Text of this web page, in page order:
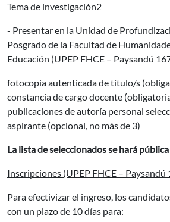
Tema de investigación2
- Presentar en la Unidad de
Posgrado de la Facultad de
Educación (UPEP FHCE – Paysandú
fotocopia autenticada de título/s
constancia de cargo docente
publicaciones de autoría personal
aspirante (opcional, no más de 3)
La lista de seleccionados se hará
Inscripciones (UPEP FHCE – Paysandú
Para efectivizar el ingreso, los
con un plazo de 10 días para: